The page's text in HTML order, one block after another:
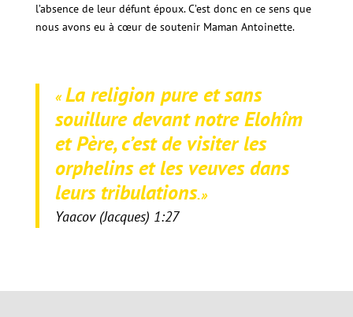
l’absence de leur défunt époux. C’est donc en ce sens que
nous avons eu à cœur de soutenir Maman Antoinette.
«La religion pure et sans
souillure devant notre Elohîm
et Père, c’est de visiter les
orphelins et les veuves dans
leurs tribulations.»
Yaacov (Jacques) 1:27